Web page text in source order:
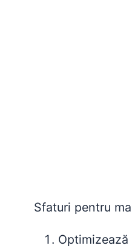
Sfaturi pentru